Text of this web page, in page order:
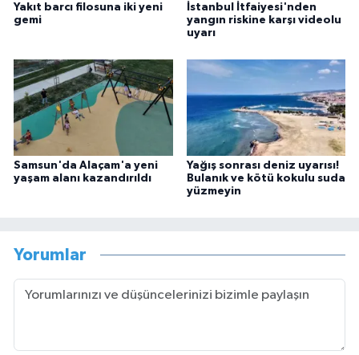
Yakıt barcı filosuna iki yeni
gemi
İstanbul İtfaiyesi'nden
yangın riskine karşı videolu
uyarı
Samsun'da Alaçam'a yeni
yaşam alanı kazandırıldı
Yağış sonrası deniz uyarısı!
Bulanık ve kötü kokulu suda
yüzmeyin
Yorumlar